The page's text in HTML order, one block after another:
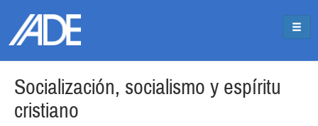
Socialización, socialismo y espíritu
cristiano